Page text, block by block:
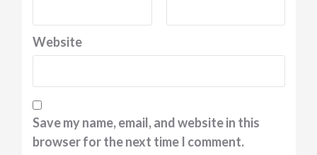
Website
Save my name, email, and website in this
browser for the next time I comment.